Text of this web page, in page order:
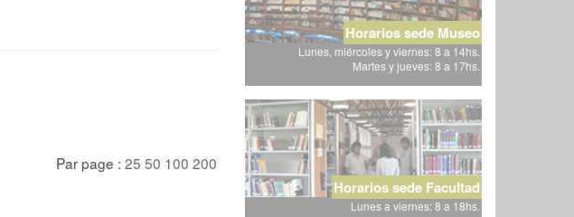
Par page : 25 50 100 200
Horarios sede Museo
Lunes, miércoles y viernes: 8 a 14hs.
Martes y jueves: 8 a 17hs.
Horarios sede Facultad
Lunes a viernes: 8 a 18hs.